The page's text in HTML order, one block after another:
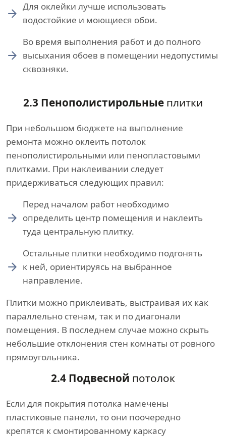
Для оклейки лучше использовать
водостойкие и моющиеся обои.
Во время выполнения работ и до полного
высыхания обоев в помещении недопустимы
сквозняки.
2.3 Пенополистирольные плитки
При небольшом бюджете на выполнение
ремонта можно оклеить потолок
пенополистирольными или пенопластовыми
плитками. При наклеивании следует
придерживаться следующих правил:
Перед началом работ необходимо
определить центр помещения и наклеить
туда центральную плитку.
Остальные плитки необходимо подгонять
к ней, ориентируясь на выбранное
направление.
Плитки можно приклеивать, выстраивая их как
параллельно стенам, так и по диагонали
помещения. В последнем случае можно скрыть
небольшие отклонения стен комнаты от ровного
прямоугольника.
2.4 Подвесной потолок
Если для покрытия потолка намечены
пластиковые панели, то они поочередно
крепятся к смонтированному каркасу